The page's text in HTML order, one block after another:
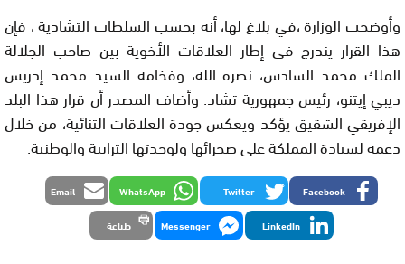
وأوضحت الوزارة ،في بلاغ لها، أنه بحسب السلطات التشادية ، فإن
هذا القرار يندرج في إطار العلاقات الأخوية بين صاحب الجلالة
الملك محمد السادس، نصره الله، وفخامة السيد محمد إدريس
ديبي إيتنو، رئيس جمهورية تشاد. وأضاف المصدر أن قرار هذا البلد
الإفريقي الشقيق يؤكد ويعكس جودة العلاقات الثنائية، من خلال
دعمه لسيادة المملكة على صحرائها ولوحدتها الترابية والوطنية.
Facebook
Twitter
WhatsApp
Email
LinkedIn
Messenger طباعة